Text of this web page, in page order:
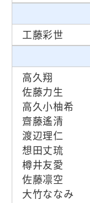
工藤彩世
高久翔
佐藤力生
高久小柚希
齋藤遙清
渡辺理仁
想田丈琉
樽井友愛
佐藤凛空
大竹ななみ